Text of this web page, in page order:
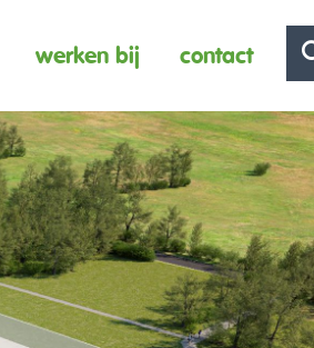
werken bij contact